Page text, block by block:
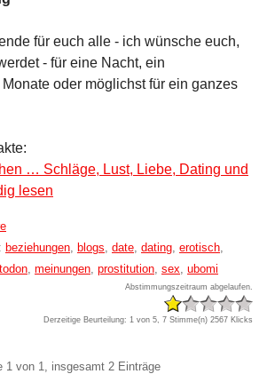
für euch alle - ich wünsche euch,
- für eine Nacht, ein
oder möglichst für ein ganzes
… Schläge, Lust, Liebe, Dating und
lesen
beziehungen blogs date dating erotisch
meinungen prostitution sex ubomi
Abstimmungszeitraum abgelaufen.
Derzeitige Beurteilung: 1 von 5, 7 Stimme(n) 2567 Klicks
1 von 1, insgesamt 2 Einträge